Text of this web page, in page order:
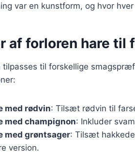
var en kunstform, og hvor
af forloren hare til
tilpasses til forskellige
med rødvin: Tilsæt rødvin til
med champignon: Inkluder
med grøntsager: Tilsæt
version.